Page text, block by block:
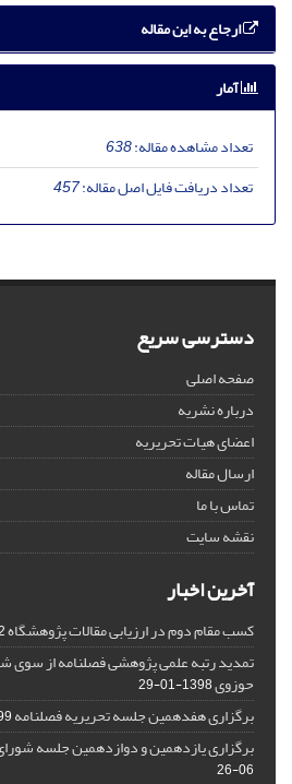
ارجاع به این مقاله
آمار
تعداد مشاهده مقاله:638
تعداد دریافت فایل اصل مقاله:457
دسترسی سریع
صفحه اصلی
درباره نشریه
اعضای هیات تحریریه
ارسال مقاله
تماس با ما
نقشه سایت
آخرین اخبار
کسب مقام دوم در ارزیابی مقالات پژوهشگاه
تمدید رتبه علمی پژوهشی فصلنامه از سوی
حوزوی1398-01-29
برگزاری هفدهمین جلسه تحریریه فصلنامه24
برگزاری یازدهمین و دوازدهمین جلسه
06-26